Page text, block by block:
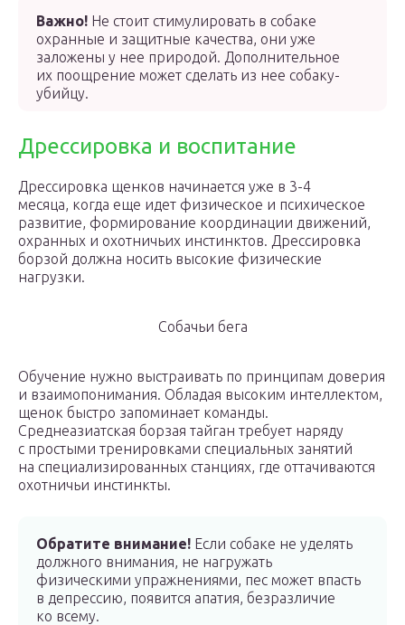
Важно! Не стоит стимулировать в собаке
охранные и защитные качества, они уже
заложены у нее природой. Дополнительное
их поощрение может сделать из нее собаку-
убийцу.
Дрессировка и воспитание
Дрессировка щенков начинается уже в 3-4
месяца, когда еще идет физическое и психическое
развитие, формирование координации движений,
охранных и охотничьих инстинктов. Дрессировка
борзой должна носить высокие физические
нагрузки.
Собачьи бега
Обучение нужно выстраивать по принципам доверия
и взаимопонимания. Обладая высоким интеллектом,
щенок быстро запоминает команды.
Среднеазиатская борзая тайган требует наряду
с простыми тренировками специальных занятий
на специализированных станциях, где оттачиваются
охотничьи инстинкты.
Обратите внимание! Если собаке не уделять
должного внимания, не нагружать
физическими упражнениями, пес может впасть
в депрессию, появится апатия, безразличие
ко всему.